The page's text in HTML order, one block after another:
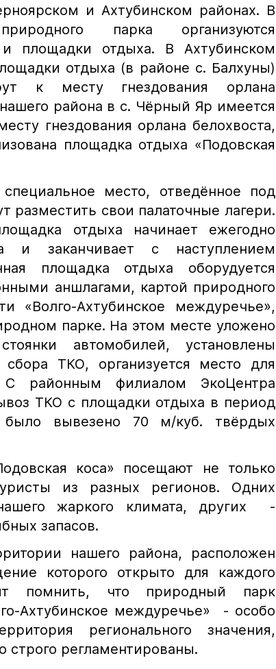
и Ахтубинском районах. В
парка организуются
площадки отдыха. В Ахтубинском
отдыха (в районе с. Балхуны)
к месту гнездования орлана
района в с. Чёрный Яр имеется
гнездования орлана белохвоста,
площадка отдыха «Подовская
место, отведённое под
разместить свои палаточные лагери.
отдыха начинает ежегодно
и заканчивает с наступлением
площадка отдыха оборудуется
аншлагами, картой природного
«Волго-Ахтубинское междуречье»,
парке. На этом месте уложено
автомобилей, установлены
ТКО, организуется место для
районным филиалом ЭкоЦентра
ТКО с площадки отдыха в период
вывезено 70 м/куб. твёрдых
коса» посещают не только
из разных регионов. Одних
жаркого климата, других -
запасов.
нашего района, расположен
которого открыто для каждого
помнить, что природный парк
Ахтубинское междуречье» - особо
регионального значения,
строго регламентированы.